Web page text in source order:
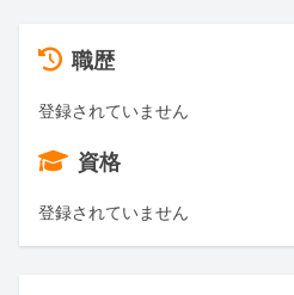
職歴
登録されていません
資格
登録されていません